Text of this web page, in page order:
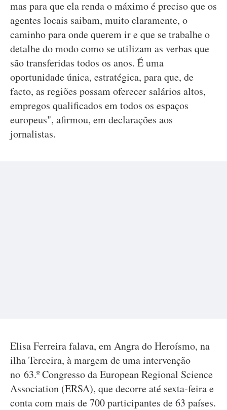
mas para que ela renda o máximo é preciso que os
agentes locais saibam, muito claramente, o
caminho para onde querem ir e que se trabalhe o
detalhe do modo como se utilizam as verbas que
são transferidas todos os anos. É uma
oportunidade única, estratégica, para que, de
facto, as regiões possam oferecer salários altos,
empregos qualificados em todos os espaços
europeus", afirmou, em declarações aos
jornalistas.
Elisa Ferreira falava, em Angra do Heroísmo, na
ilha Terceira, à margem de uma intervenção
no 63.º Congresso da European Regional Science
Association (ERSA), que decorre até sexta-feira e
conta com mais de 700 participantes de 63 países.